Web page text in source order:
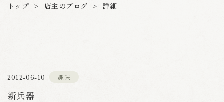
トップ > 店主のブログ > 詳細
2012-06-10 趣味
新兵器